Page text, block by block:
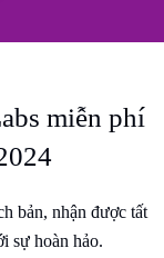
miễn phí
bản, nhận được tất
sự hoàn hảo.